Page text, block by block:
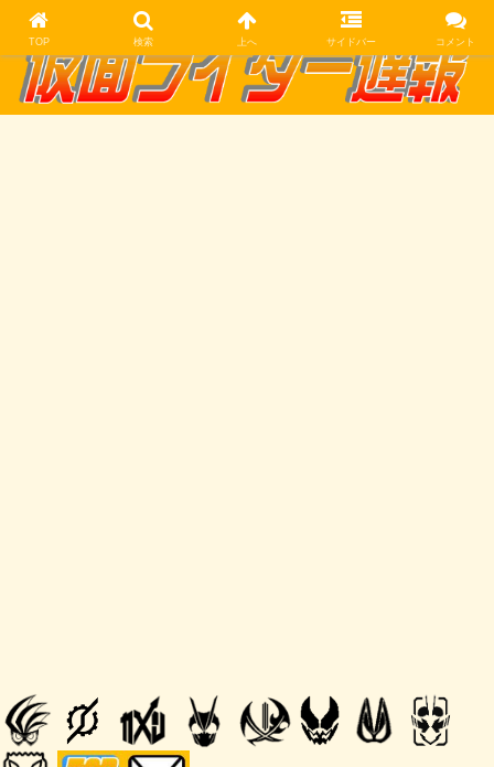
TOP 検索 上へ サイドバー コメント